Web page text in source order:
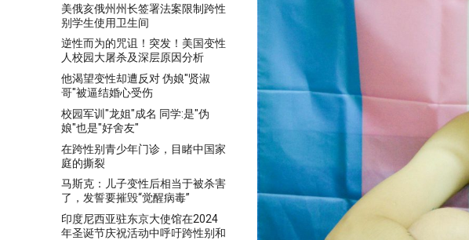
美俄亥俄州州长签署法案限制跨性
别学生使用卫生间
逆性而为的咒诅！突发！美国变性
人校园大屠杀及深层原因分析
他渴望变性却遭反对 伪娘"贤淑
哥"被逼结婚心受伤
校园军训"龙姐"成名 同学:是"伪
娘"也是"好舍友"
在跨性别青少年门诊，目睹中国家
庭的撕裂
马斯克：儿子变性后相当于被杀害
了，发誓要摧毁“觉醒病毒”
印度尼西亚驻东京大使馆在2024
年圣诞节庆祝活动中呼吁跨性别和